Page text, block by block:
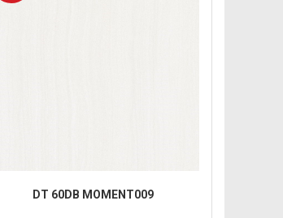
DT 60DB MOMENT009